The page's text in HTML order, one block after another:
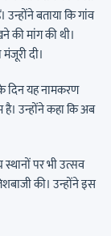
बताया कि गांव
की मांग की थी।
दी।
के दिन यह नामकरण
उन्होंने कहा कि अब
स्थानों पर भी उत्सव
की। उन्होंने इस